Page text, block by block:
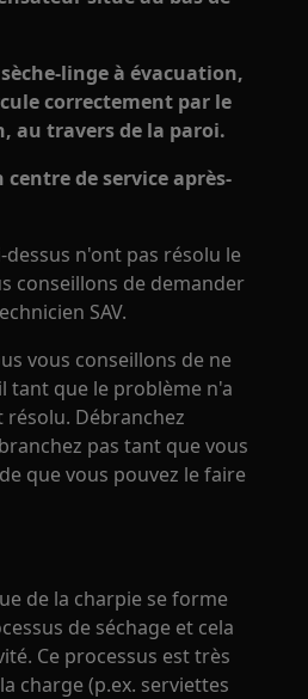
linge à évacuation,
correctement par le
au travers de la paroi.
centre de service après-
dessus n'ont pas résolu le
conseillons de demander
SAV.
vous conseillons de ne
tant que le problème n'a
Débranchez
pas tant que vous
que vous pouvez le faire
de la charpie se forme
de séchage et cela
Ce processus est très
charge (p.ex. serviettes